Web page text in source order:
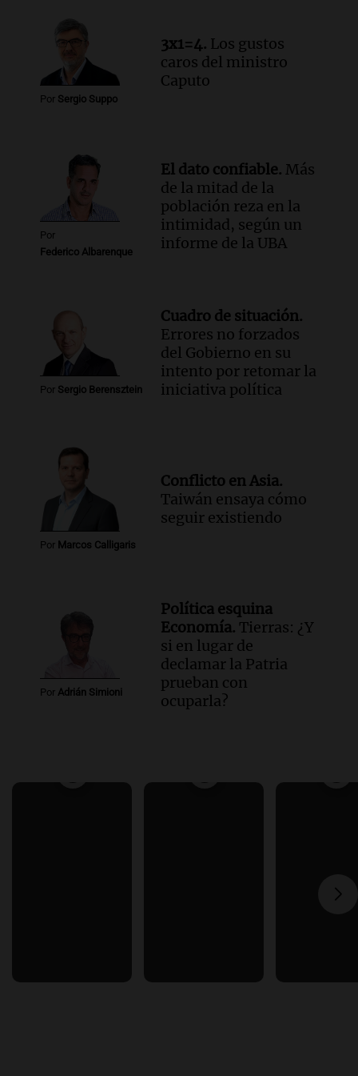
Una mañana para todos
Episodios
Audio.Chile planteó mejorar la
conectividad fronteriza, aérea y digital
con Jujuy
Por Sergio Suppo
3x1=4. Los gustos
caros del ministro
Caputo
Por
Federico Albarenque
El dato confiable. Más
de la mitad de la
población reza en la
intimidad, según un
informe de la UBA
Por Sergio Berensztein
Cuadro de situación.
Errores no forzados
del Gobierno en su
intento por retomar la
iniciativa política
Por Marcos Calligaris
Conflicto en Asia.
Taiwán ensaya cómo
seguir existiendo
Por Adrián Simioni
Política esquina
Economía. Tierras: ¿Y
si en lugar de
declamar la Patria
prueban con
ocuparla?